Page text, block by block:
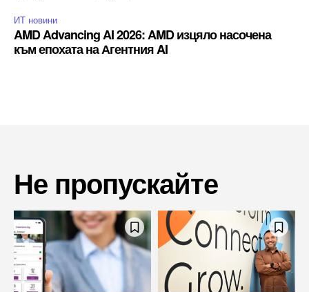
ИТ новини
AMD Advancing AI 2026: AMD изцяло насочена
към епохата на Агентния AI
Не пропускайте